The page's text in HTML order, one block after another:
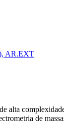
AR.EXT
alta
de